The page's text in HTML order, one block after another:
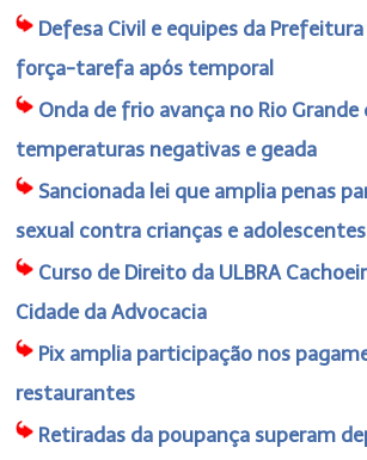
Defesa Civil e equipes da
força-tarefa após temporal
Onda de frio avança no Rio Grande
temperaturas negativas e geada
Sancionada lei que amplia penas
sexual contra crianças e adolescentes
Curso de Direito da ULBRA
Cidade da Advocacia
Pix amplia participação nos
restaurantes
Retiradas da poupança superam